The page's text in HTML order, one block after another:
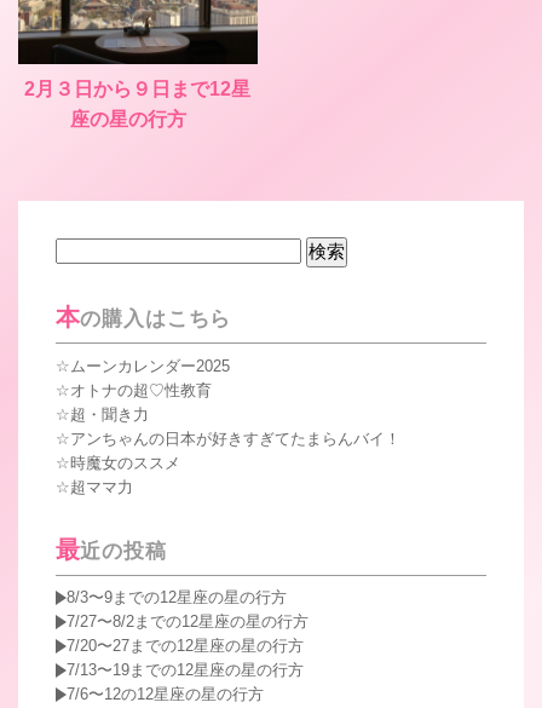
2月３日から９日まで12星
座の星の行方
本の購入はこちら
ムーンカレンダー2025
オトナの超♡性教育
超・聞き力
アンちゃんの日本が好きすぎてたまらんバイ！
時魔女のススメ
超ママ力
最近の投稿
8/3〜9までの12星座の星の行方
7/27〜8/2までの12星座の星の行方
7/20〜27までの12星座の星の行方
7/13〜19までの12星座の星の行方
7/6〜12の12星座の星の行方